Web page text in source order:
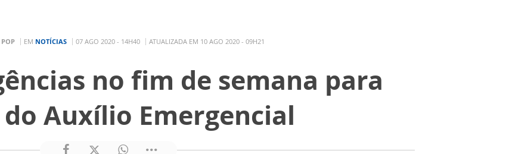
EM NOTÍCIAS 07 AGO 2020 - 14H40 ATUALIZADA EM 10 AGO 2020 - 09H21
no fim de semana para
Auxílio Emergencial